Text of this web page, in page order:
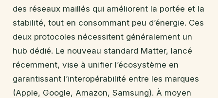
des réseaux maillés qui améliorent la portée et la
stabilité, tout en consommant peu d’énergie. Ces
deux protocoles nécessitent généralement un
hub dédié. Le nouveau standard Matter, lancé
récemment, vise à unifier l’écosystème en
garantissant l’interopérabilité entre les marques
(Apple, Google, Amazon, Samsung). À moyen